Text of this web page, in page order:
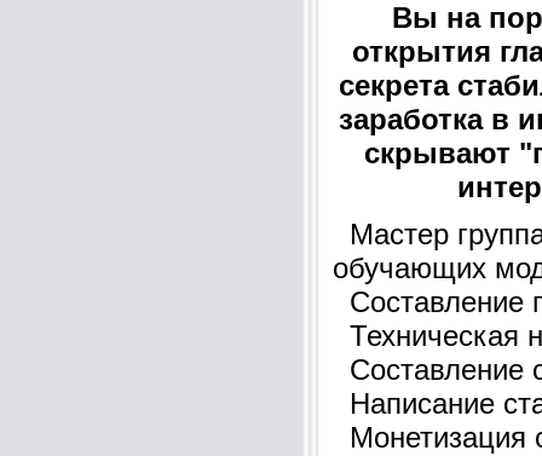
Вы на
открытия
секрета
заработка в
скрывают
Мастер
обучающих
Составление
Техническая
Составление
Написание
Монетизация